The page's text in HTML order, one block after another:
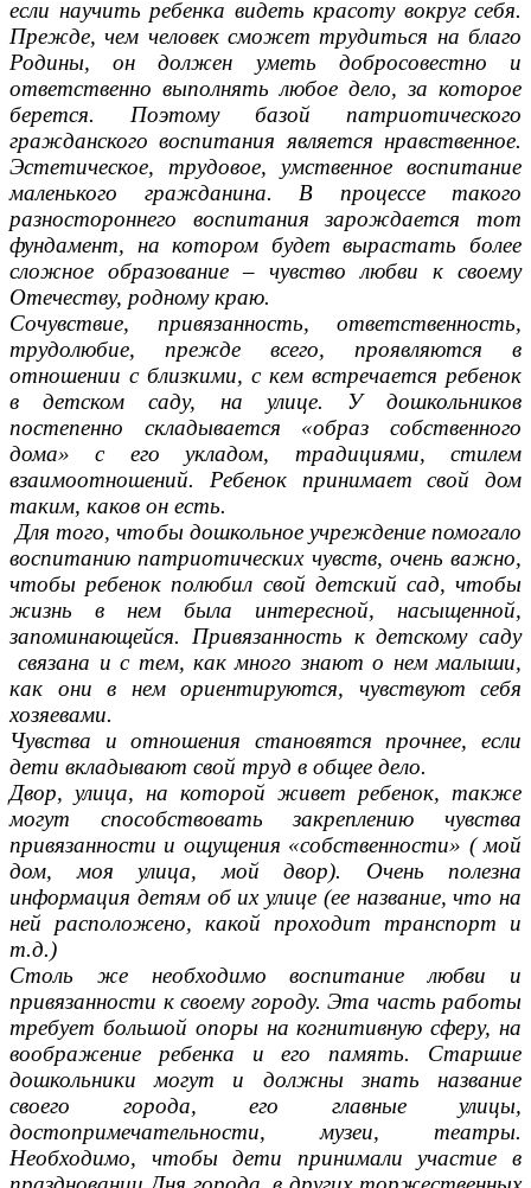
если научить ребенка видеть красоту вокруг себя.
Прежде, чем человек сможет трудиться на благо
Родины, он должен уметь добросовестно и
ответственно выполнять любое дело, за которое
берется. Поэтому базой патриотического
гражданского воспитания является нравственное.
Эстетическое, трудовое, умственное воспитание
маленького гражданина. В процессе такого
разностороннего воспитания зарождается тот
фундамент, на котором будет вырастать более
сложное образование – чувство любви к своему
Отечеству, родному краю.
Сочувствие, привязанность, ответственность,
трудолюбие, прежде всего, проявляются в
отношении с близкими, с кем встречается ребенок
в детском саду, на улице. У дошкольников
постепенно складывается «образ собственного
дома» с его укладом, традициями, стилем
взаимоотношений. Ребенок принимает свой дом
таким, каков он есть.
Для того, чтобы дошкольное учреждение помогало
воспитанию патриотических чувств, очень важно,
чтобы ребенок полюбил свой детский сад, чтобы
жизнь в нем была интересной, насыщенной,
запоминающейся. Привязанность к детскому саду
связана и с тем, как много знают о нем малыши,
как они в нем ориентируются, чувствуют себя
хозяевами.
Чувства и отношения становятся прочнее, если
дети вкладывают свой труд в общее дело.
Двор, улица, на которой живет ребенок, также
могут способствовать закреплению чувства
привязанности и ощущения «собственности» ( мой
дом, моя улица, мой двор). Очень полезна
информация детям об их улице (ее название, что на
ней расположено, какой проходит транспорт и
т.д.)
Столь же необходимо воспитание любви и
привязанности к своему городу. Эта часть работы
требует большой опоры на когнитивную сферу, на
воображение ребенка и его память. Старшие
дошкольники могут и должны знать название
своего города, его главные улицы,
достопримечательности, музеи, театры.
Необходимо, чтобы дети принимали участие в